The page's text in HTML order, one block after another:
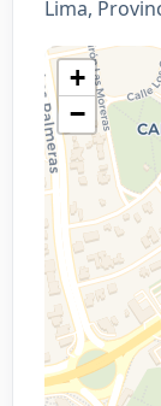
Lima,
+
−